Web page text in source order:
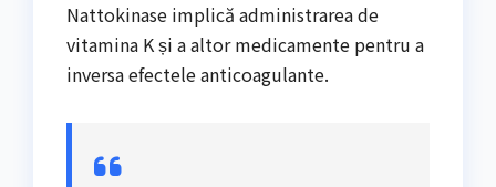
Nattokinase implică administrarea de
vitamina K și a altor medicamente pentru a
inversa efectele anticoagulante.